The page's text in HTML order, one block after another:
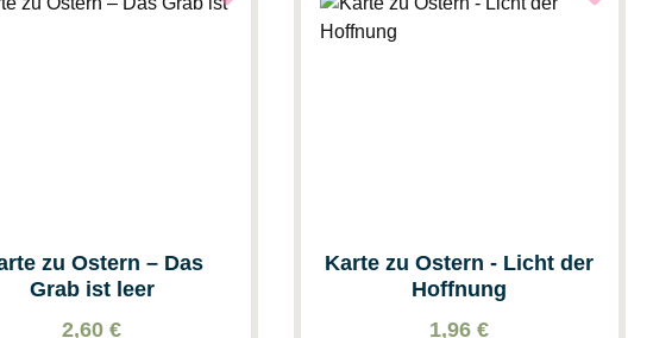
zu Ostern – Das
Grab ist leer
2,60 €
Karte zu Ostern - Licht der
Hoffnung
1,96 €